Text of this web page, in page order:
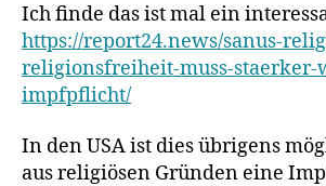
Ich finde das ist mal ein
https://report24.news/sanus-
religionsfreiheit-muss-staerker-
impfpflicht/
In den USA ist dies übrigens
aus religiösen Gründen eine